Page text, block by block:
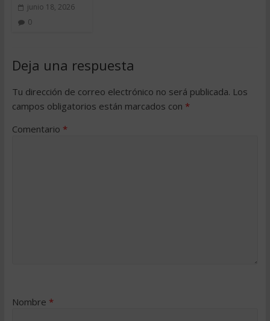
junio 18, 2026
0
Deja una respuesta
Tu dirección de correo electrónico no será publicada. Los
campos obligatorios están marcados con *
Comentario *
Nombre *